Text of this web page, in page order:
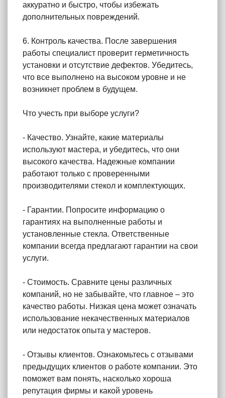
аккуратно и быстро, чтобы избежать
дополнительных повреждений.
6. Контроль качества. После завершения
работы специалист проверит герметичность
установки и отсутствие дефектов. Убедитесь,
что все выполнено на высоком уровне и не
возникнет проблем в будущем.
Что учесть при выборе услуги?
- Качество. Узнайте, какие материалы
используют мастера, и убедитесь, что они
высокого качества. Надежные компании
работают только с проверенными
производителями стекол и комплектующих.
- Гарантии. Попросите информацию о
гарантиях на выполненные работы и
установленные стекла. Ответственные
компании всегда предлагают гарантии на свои
услуги.
- Стоимость. Сравните цены различных
компаний, но не забывайте, что главное – это
качество работы. Низкая цена может означать
использование некачественных материалов
или недостаток опыта у мастеров.
- Отзывы клиентов. Ознакомьтесь с отзывами
предыдущих клиентов о работе компании. Это
поможет вам понять, насколько хороша
репутация фирмы и какой уровень